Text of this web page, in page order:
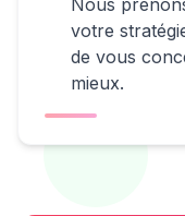
Nous
votre
de vous
mieux.